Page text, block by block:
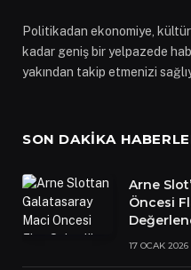
Politikadan ekonomiye,
kadar geniş bir yelpazede
yakından takip etmenizi
SON DAKIKA
Arne
Öncesi
17 OCAK 2026